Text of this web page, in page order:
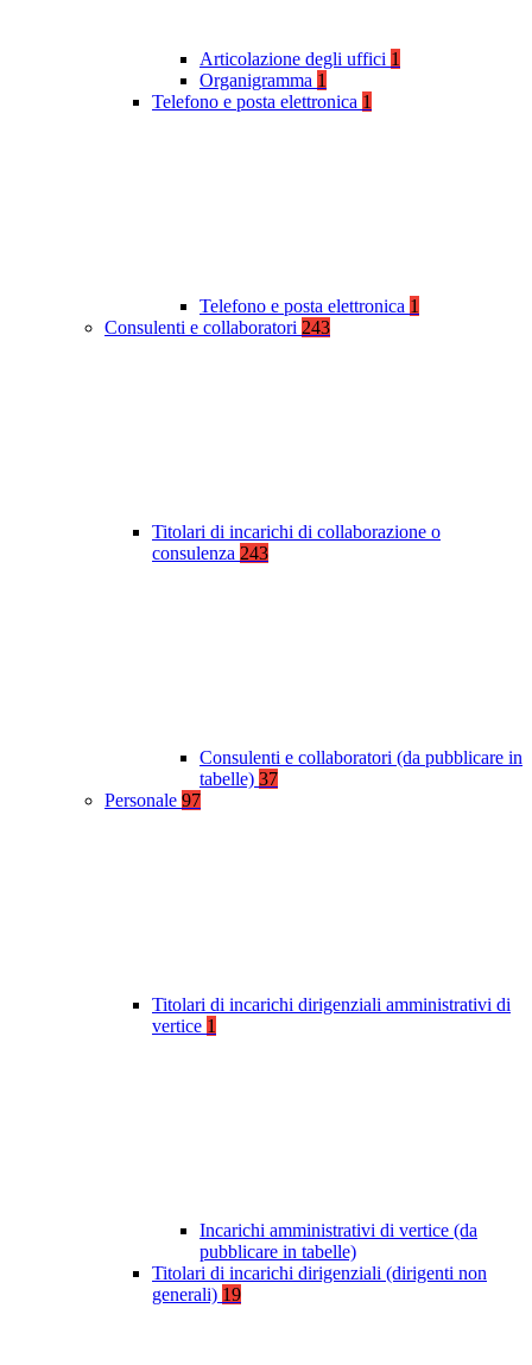
Articolazione degli uffici 1
Organigramma 1
Telefono e posta elettronica 1
Telefono e posta elettronica 1
Consulenti e collaboratori 243
Titolari di incarichi di collaborazione o
consulenza 243
Consulenti e collaboratori (da pubblicare in
tabelle) 37
Personale 97
Titolari di incarichi dirigenziali amministrativi di
vertice 1
Incarichi amministrativi di vertice (da
pubblicare in tabelle)
Titolari di incarichi dirigenziali (dirigenti non
generali) 19